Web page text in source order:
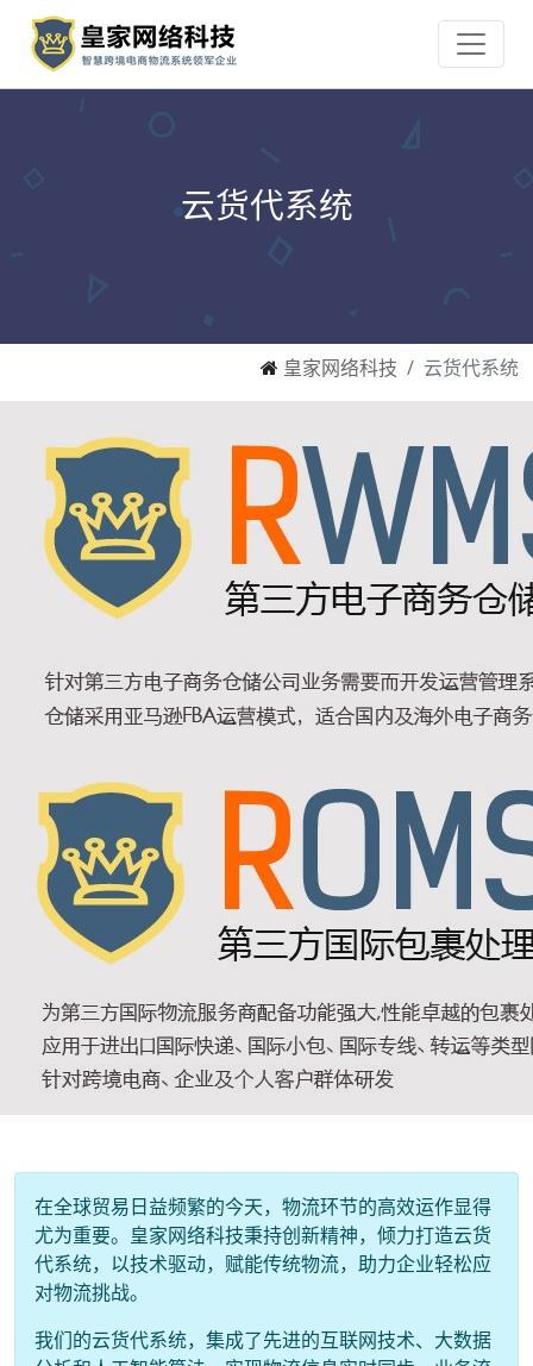
云货代系统
皇家网络科技 云货代系统
在全球贸易日益频繁的今天，物流环节的高效运作显得
尤为重要。皇家网络科技秉持创新精神，倾力打造云货
代系统，以技术驱动，赋能传统物流，助力企业轻松应
对物流挑战。
我们的云货代系统，集成了先进的互联网技术、大数据